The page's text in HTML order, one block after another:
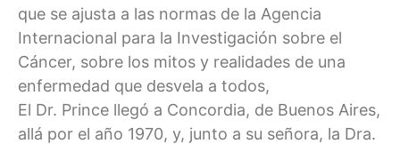
que se ajusta a las normas de la Agencia
Internacional para la Investigación sobre el
Cáncer, sobre los mitos y realidades de una
enfermedad que desvela a todos,
El Dr. Prince llegó a Concordia, de Buenos Aires,
allá por el año 1970, y, junto a su señora, la Dra.